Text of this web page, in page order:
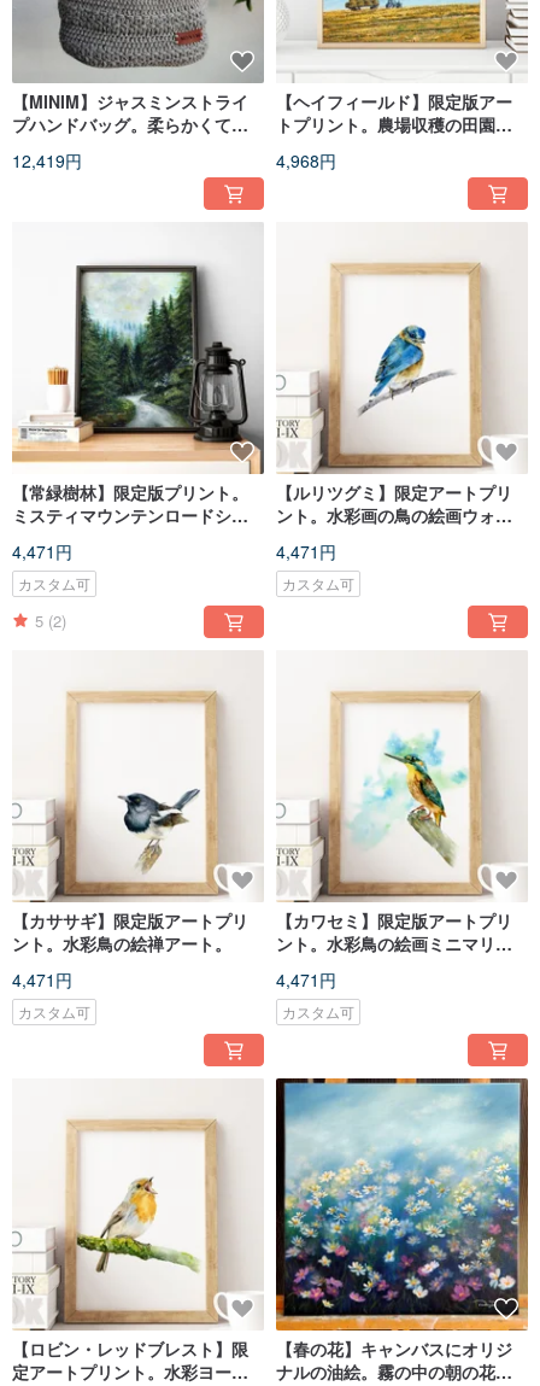
【MINIM】ジャスミンストライ
プハンドバッグ。柔らかくて軽
手作り。
12,419円
【ヘイフィールド】限定版アー
トプリント。農場収穫の田園地
4,968円
【常緑樹林】限定版プリント。
ミスティマウンテンロードシー
4,471円
カスタム可
5 (2)
【ルリツグミ】限定アートプリ
ント。水彩画の鳥の絵画ウォー
4,471円
カスタム可
【カササギ】限定版アートプリ
ント。水彩鳥の絵禅アート。
4,471円
カスタム可
【カワセミ】限定版アートプリ
ント。水彩鳥の絵画ミニマリス
4,471円
カスタム可
【ロビン・レッドブレスト】限
定アートプリント。水彩ヨーロ
【春の花】キャンバスにオリジ
ナルの油絵。霧の中の朝の花の